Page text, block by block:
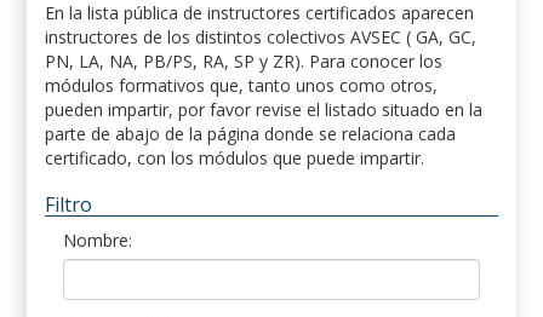
En la lista pública de instructores certificados aparecen
instructores de los distintos colectivos AVSEC ( GA, GC,
PN, LA, NA, PB/PS, RA, SP y ZR). Para conocer los
módulos formativos que, tanto unos como otros,
pueden impartir, por favor revise el listado situado en la
parte de abajo de la página donde se relaciona cada
certificado, con los módulos que puede impartir.
Filtro
Nombre: